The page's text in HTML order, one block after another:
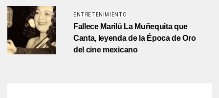
ENTRETENIMIENTO
Fallece Marilú La Muñequita que
Canta, leyenda de la Época de Oro
del cine mexicano